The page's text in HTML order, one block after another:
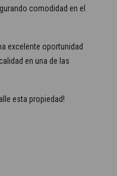
comodidad en el
excelente oportunidad
en una de las
esta propiedad!